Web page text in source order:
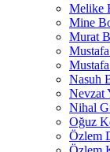
Melike
Mine
Murat
Nasuh
Nevzat
Nihal
Oğuz
Özlem